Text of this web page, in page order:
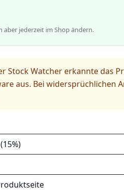
jederzeit im Shop ändern.
Stock Watcher erkannte das
aus. Bei widersprüchlichen